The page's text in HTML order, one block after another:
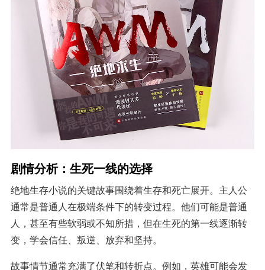
剧情分析：生死一线的选择
绝地生存小说的关键故事围绕着生存和死亡展开。主人公
通常是普通人在极端条件下的转变过程。他们可能是普通
人，甚至有些软弱或不知所措，但在生死的第一线逐渐转
变，学会信任、叛逆、放弃和坚持。
故事情节通常充满了伏笔和转折点。例如，英雄可能会发